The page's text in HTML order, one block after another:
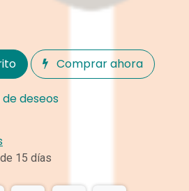
Comprar ahora
deseos
15 días